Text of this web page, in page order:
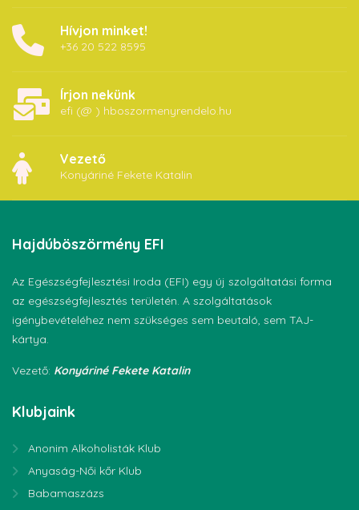
Hívjon minket!
+36 20 522 8595
Írjon nekünk
efi (@ ) hboszormenyrendelo.hu
Vezető
Konyáriné Fekete Katalin
Hajdúböszörmény EFI
Az Egészségfejlesztési Iroda (EFI) egy új szolgáltatási forma
az egészségfejlesztés területén. A szolgáltatások
igénybevételéhez nem szükséges sem beutaló, sem TAJ-
kártya.
Vezető: Konyáriné Fekete Katalin
Klubjaink
Anonim Alkoholisták Klub
Anyaság-Női kőr Klub
Babamaszázs